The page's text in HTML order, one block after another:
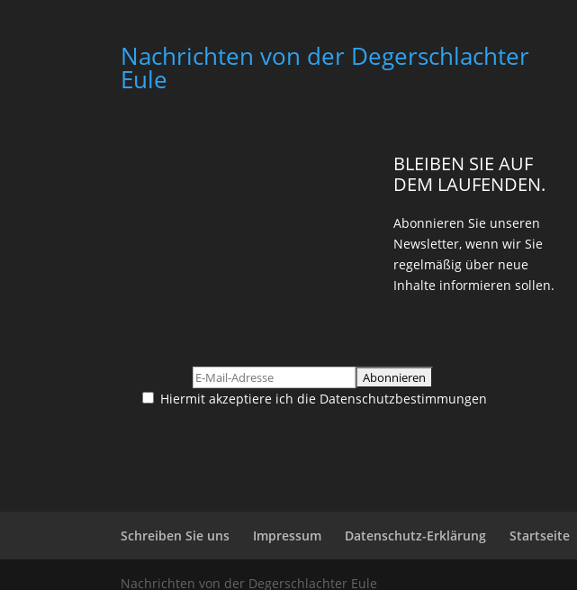
Nachrichten von der Degerschlachter
Eule
BLEIBEN SIE AUF
DEM LAUFENDEN.
Abonnieren Sie unseren
Newsletter, wenn wir Sie
regelmäßig über neue
Inhalte informieren sollen.
Hiermit akzeptiere ich die Datenschutzbestimmungen
Schreiben Sie uns Impressum Datenschutz-Erklärung Startseite
Nachrichten von der Degerschlachter Eule